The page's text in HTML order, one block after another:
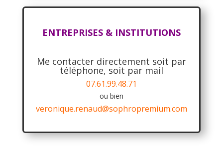
ENTREPRISES & INSTITUTIONS
Me contacter directement soit par
téléphone, soit par mail
07.61.99.48.71
ou bien
veronique.renaud@sophropremium.com